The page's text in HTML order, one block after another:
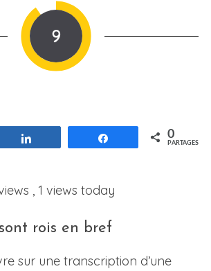
9
Partagez 0
PARTAGES
, 1 views today
rois en bref
sur une transcription d’une